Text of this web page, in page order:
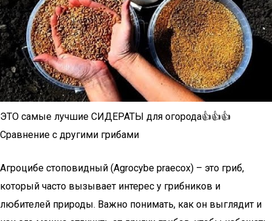
ЭТО самые лучшие СИДЕРАТЫ для огорода👍👍👍
Сравнение с другими грибами
Агроцибе стоповидный (Agrocybe praecox) – это гриб,
который часто вызывает интерес у грибников и
любителей природы. Важно понимать, как он выглядит и